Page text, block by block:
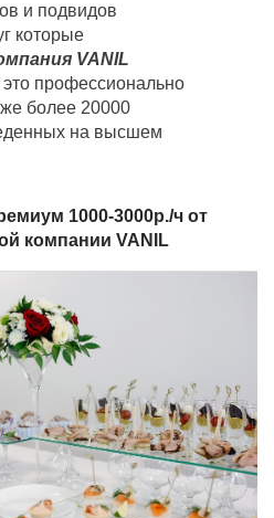
и подвидов
которые
VANIL
это профессионально
более 20000
на высшем
1000-3000р./ч от
компании VANIL